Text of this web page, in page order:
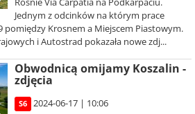
Jednym z odcinków na którym prace
pomiędzy Krosnem a Miejscem Piastowym.
i Autostrad pokazała nowe zdj...
Obwodnicą omijamy Koszalin -
zdjęcia
S6
2024-06-17 | 10:06